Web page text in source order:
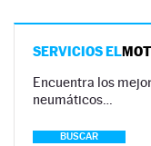
SERVICIOS EL
Encuentra los
neumáticos…
BUSCAR